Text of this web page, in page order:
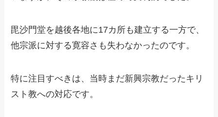
毘沙門堂を越後各地に17カ所も建立する一方で、
他宗派に対する寛容さも失わなかったのです。
特に注目すべきは、当時まだ新興宗教だったキリ
スト教への対応です。